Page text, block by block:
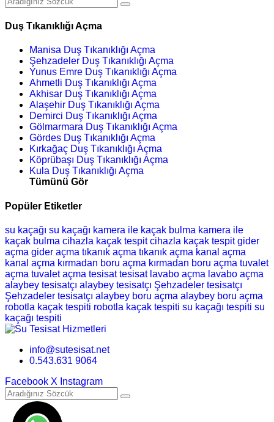
Duş Tıkanıklığı Açma
Manisa Duş Tıkanıklığı Açma
Şehzadeler Duş Tıkanıklığı Açma
Yunus Emre Duş Tıkanıklığı Açma
Ahmetli Duş Tıkanıklığı Açma
Akhisar Duş Tıkanıklığı Açma
Alaşehir Duş Tıkanıklığı Açma
Demirci Duş Tıkanıklığı Açma
Gölmarmara Duş Tıkanıklığı Açma
Gördes Duş Tıkanıklığı Açma
Kırkağaç Duş Tıkanıklığı Açma
Köprübaşı Duş Tıkanıklığı Açma
Kula Duş Tıkanıklığı Açma
Tümünü Gör
Popüler Etiketler
su kaçağı su kaçağı kamera ile kaçak bulma kamera ile
kaçak bulma cihazla kaçak tespit cihazla kaçak tespit gider
açma gider açma tıkanık açma tıkanık açma kanal açma
kanal açma kırmadan boru açma kırmadan boru açma tuvalet
açma tuvalet açma tesisat tesisat lavabo açma lavabo açma
alaybey tesisatçı alaybey tesisatçı Şehzadeler tesisatçı
Şehzadeler tesisatçı alaybey boru açma alaybey boru açma
robotla kaçak tespiti robotla kaçak tespiti su kaçağı tespiti su
kaçağı tespiti
info@sutesisat.net
0.543.631 9064
Facebook X Instagram